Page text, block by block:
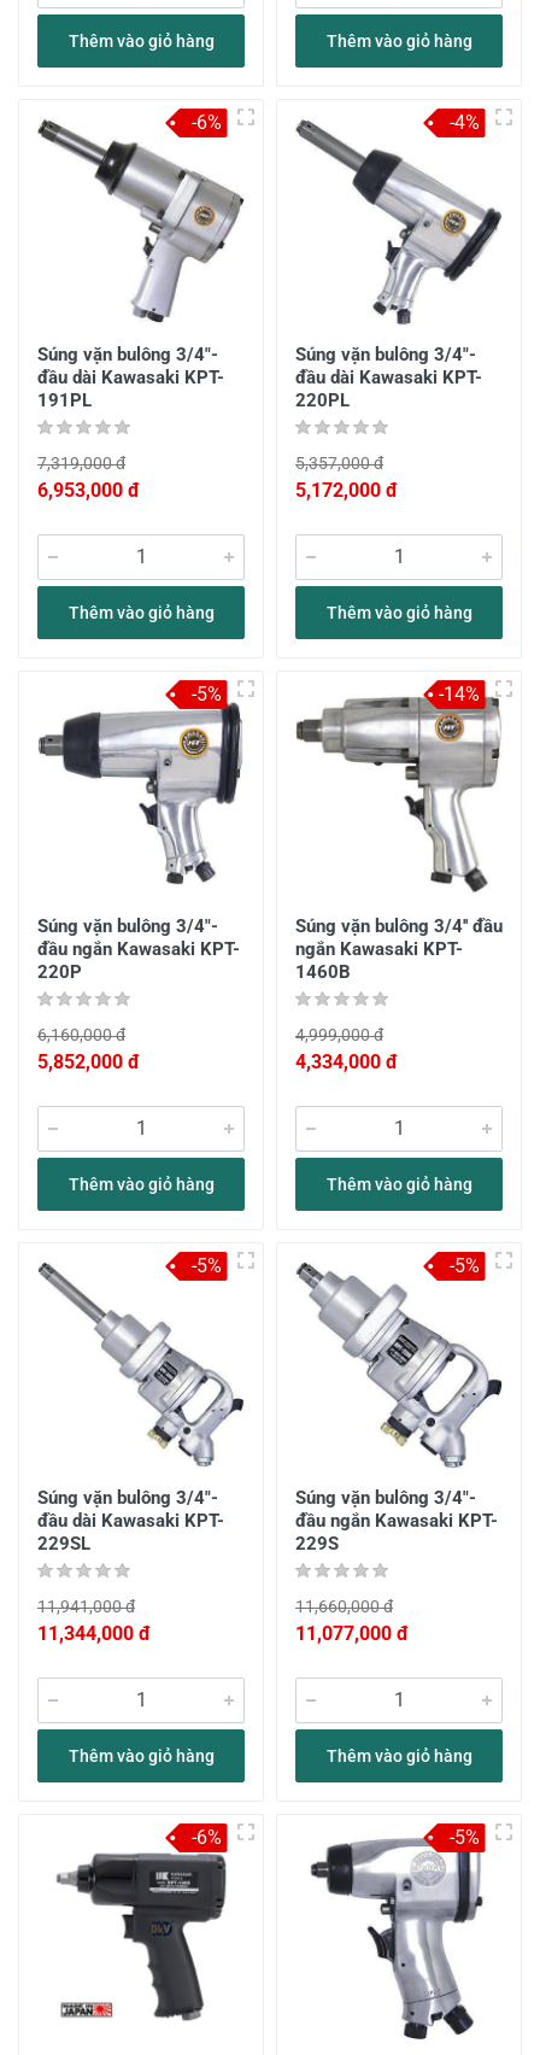
Thêm vào giỏ hàng Thêm vào giỏ hàng
Súng vặn bulông 3/4"-
đầu dài Kawasaki KPT-
191PL
7,319,000 đ
6,953,000 đ
Thêm vào giỏ hàng
-6%
Súng vặn bulông 3/4"-
đầu dài Kawasaki KPT-
220PL
5,357,000 đ
5,172,000 đ
Thêm vào giỏ hàng
-4%
Súng vặn bulông 3/4"-
đầu ngắn Kawasaki KPT-
220P
6,160,000 đ
5,852,000 đ
Thêm vào giỏ hàng
-5%
Súng vặn bulông 3/4'' đầu
ngắn Kawasaki KPT-
1460B
4,999,000 đ
4,334,000 đ
Thêm vào giỏ hàng
-14%
Súng vặn bulông 3/4"-
đầu dài Kawasaki KPT-
229SL
11,941,000 đ
11,344,000 đ
Thêm vào giỏ hàng
-5%
Súng vặn bulông 3/4"-
đầu ngắn Kawasaki KPT-
229S
11,660,000 đ
11,077,000 đ
Thêm vào giỏ hàng
-5%
-6% -5%